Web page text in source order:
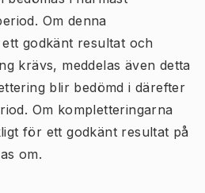
Om denna
godkänt resultat och
krävs, meddelas även detta
blir bedömd i därefter
Om kompletteringarna
för ett godkänt resultat på
om.